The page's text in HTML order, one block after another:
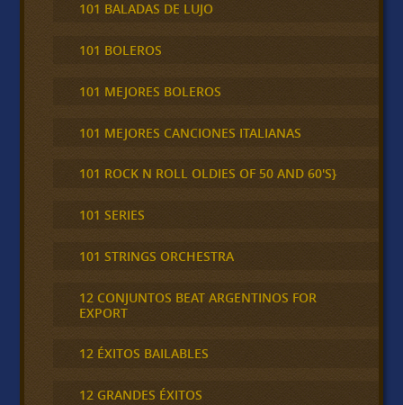
101 BALADAS DE LUJO
101 BOLEROS
101 MEJORES BOLEROS
101 MEJORES CANCIONES ITALIANAS
101 ROCK N ROLL OLDIES OF 50 AND 60'S}
101 SERIES
101 STRINGS ORCHESTRA
12 CONJUNTOS BEAT ARGENTINOS FOR
EXPORT
12 ÉXITOS BAILABLES
12 GRANDES ÉXITOS